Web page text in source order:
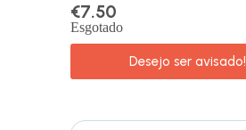
€7.50
Esgotado
Desejo ser avisado!